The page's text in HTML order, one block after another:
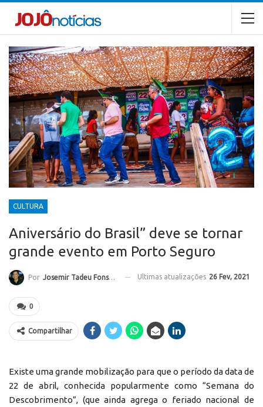
CULTURA
Aniversário do Brasil” deve se tornar
grande evento em Porto Seguro
Por Josemir Tadeu Fonseca Ultimas atualizações 26 Fev, 2021
0
Compartilhar
Existe uma grande mobilização para que o período da data de
22 de abril, conhecida popularmente como “Semana do
Descobrimento”, (que ainda agrega o feriado nacional de